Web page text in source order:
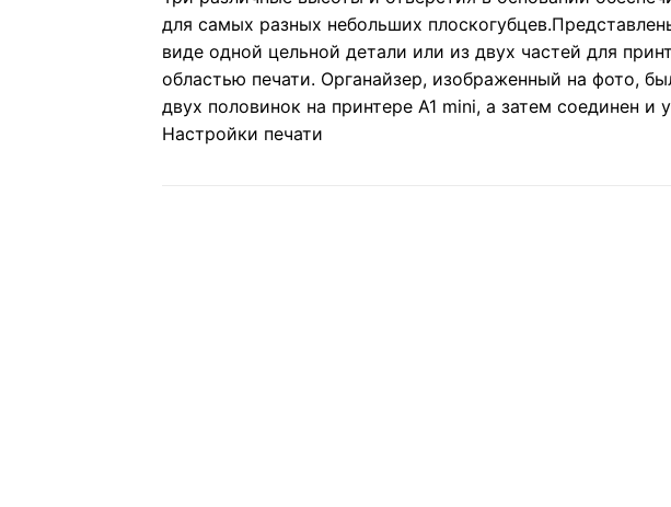
для самых разных небольших плоскогубцев.
виде одной цельной детали или из двух частей для
областью печати. Органайзер, изображенный на фото,
двух половинок на принтере A1 mini, а затем соединен и
Настройки печати